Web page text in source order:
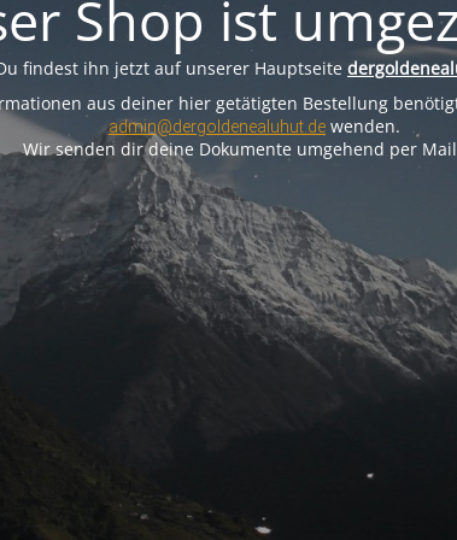
Shop ist
findest ihn jetzt auf unserer Hauptseite
aus deiner hier getätigten Bestellung
admin@dergoldenealuhut.de wenden.
Wir senden dir deine Dokumente umgehend per